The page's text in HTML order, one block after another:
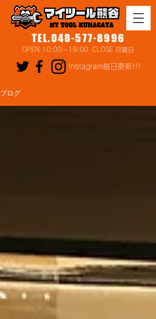
TEL.048-577-8996
OPEN 10:00～19:00 CLOSE 月曜日
Instagram毎日更新!!!
ブログ